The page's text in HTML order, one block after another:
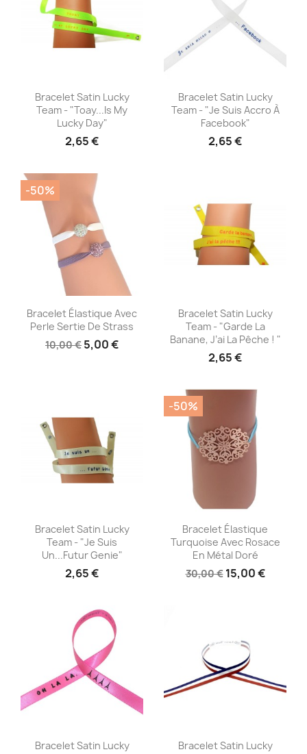
Aperçu rapide
Bracelet Satin Lucky
Team - "Toay...is My
Lucky Day"
2,65 €
Aperçu rapide
Bracelet Satin Lucky
Team - "je Suis Accro À
Facebook"
2,65 €
Aperçu rapide
Bracelet Élastique Avec
Perle Sertie De Strass
10,00 € 5,00 €
-50%
Aperçu rapide
Bracelet Satin Lucky
Team - "Garde La
Banane, J’ai La Pêche ! "
2,65 €
Aperçu rapide
Bracelet Satin Lucky
Team - "Je Suis
Un...futur Genie"
2,65 €
Aperçu rapide
Bracelet Élastique
Turquoise Avec Rosace
En Métal Doré
30,00 € 15,00 €
-50%
Aperçu rapide
Bracelet Satin Lucky
Aperçu rapide
Bracelet Satin Lucky